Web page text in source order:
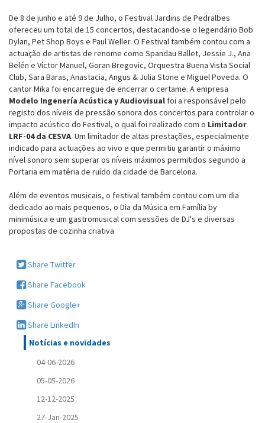
De 8 de junho e até 9 de Julho, o Festival Jardins de Pedralbes
ofereceu um total de 15 concertos, destacando-se o legendário Bob
Dylan, Pet Shop Boys e Paul Weller. O Festival também contou com a
actuação de artistas de renome como Spandau Ballet, Jessie J., Ana
Belén e Víctor Manuel, Goran Bregovic, Orquestra Buena Vista Social
Club, Sara Baras, Anastacia, Angus & Julia Stone e Miguel Poveda. O
cantor Mika foi encarregue de encerrar o certame. A empresa
Modelo Ingenería Acústica y Audiovisual foi a responsável pelo
registo dos níveis de pressão sonora dos concertos para controlar o
impacto acústico do Festival, o qual foi realizado com o Limitador
LRF-04 da CESVA. Um limitador de altas prestações, especialmente
indicado para actuações ao vivo e que permitiu garantir o máximo
nível sonoro sem superar os níveis máximos permitidos segundo a
Portaria em matéria de ruído da cidade de Barcelona.
Além de eventos musicais, o festival também contou com um dia
dedicado ao mais pequenos, o Dia da Música em Família by
minimúsica e um gastromusical com sessões de DJ's e diversas
propostas de cozinha criativa
Share Twitter
Share Facebook
Share Google+
Share LinkedIn
Notícias e novidades
04-06-2026
05-05-2026
12-12-2025
27-Jan-2025